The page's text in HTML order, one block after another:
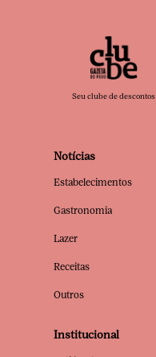
Seu clube de descontos
Notícias
Estabelecimentos
Gastronomia
Lazer
Receitas
Outros
Institucional